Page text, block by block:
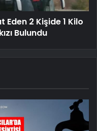
2 Kişide 1 Kilo
Bulundu